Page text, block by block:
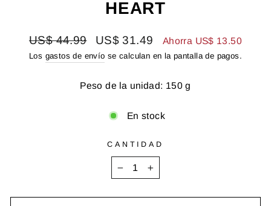
HEART
Precio
habitual
US$ 44.99
Precio
de
US$ 31.49 Ahorra US$ 13.50
Los gastos de envío se calculan en la pantalla de pagos.
Peso de la unidad: 150 g
En stock
CANTIDAD